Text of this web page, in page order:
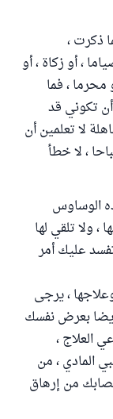
ذكرت ،
، أو زكاة ، أو
، فما
تكوني قد
لا تعلمين أن
، لا خطأ
الوساوس
، ولا تلقي لها
عليك أمر
، يرجى
أيضا بعرض نفسك
العلاج ،
المادي ، من
من إرهاق